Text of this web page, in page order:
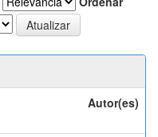
Autor(es)